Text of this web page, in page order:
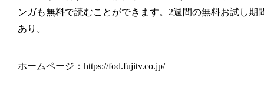
ンガも無料で読むことができます。2週間の無料お試し期
あり。
ホームページ：https://fod.fujitv.co.jp/